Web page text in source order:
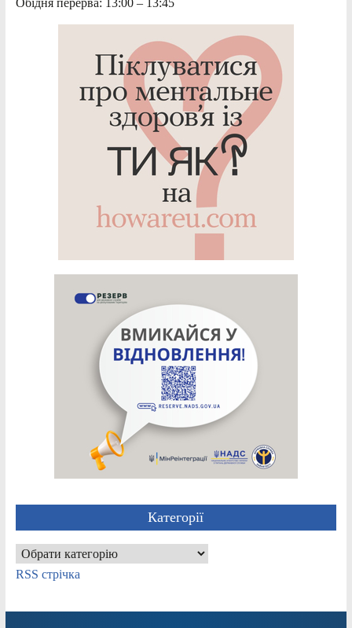
Обідня перерва: 13:00 – 13:45
Категорії
Категорії
RSS стрічка